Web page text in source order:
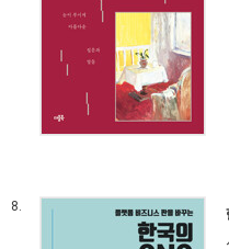
8.